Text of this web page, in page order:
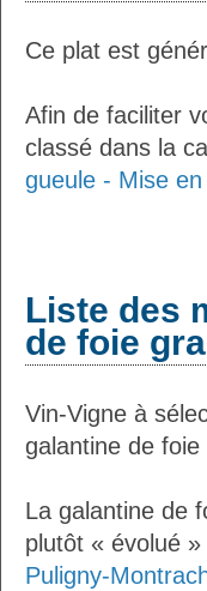
Ce plat est
Afin de faciliter
classé dans la
gueule - Mise
Liste des
de foie
Vin-Vigne à
galantine de foie
La galantine de
plutôt « évolué
Puligny-